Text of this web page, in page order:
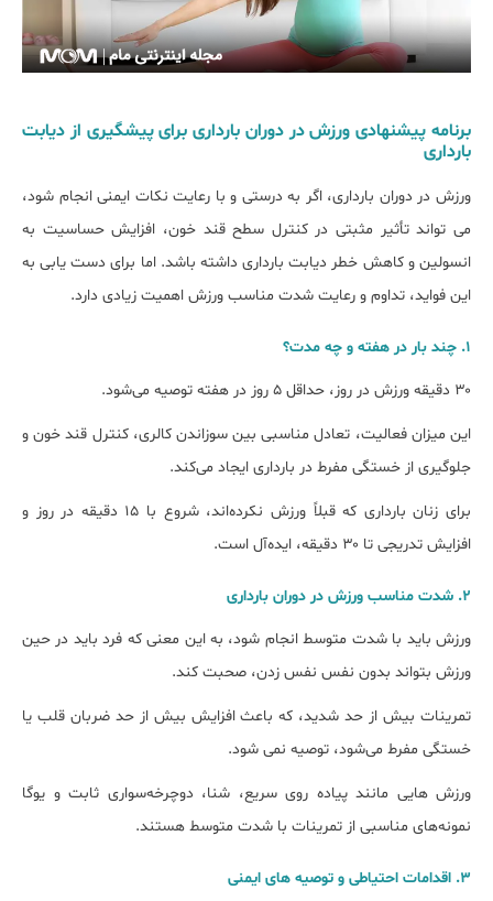
برنامه پیشنهادی ورزش در دوران بارداری برای پیشگیری از دیابت
بارداری
ورزش در دوران بارداری، اگر به‌ درستی و با رعایت نکات ایمنی انجام شود،
می ‌تواند تأثیر مثبتی در کنترل سطح قند خون، افزایش حساسیت به
انسولین و کاهش خطر دیابت بارداری داشته باشد. اما برای دست یابی به
این فواید، تداوم و رعایت شدت مناسب ورزش اهمیت زیادی دارد.
۱. چند بار در هفته و چه مدت؟
۳۰ دقیقه ورزش در روز، حداقل ۵ روز در هفته توصیه می‌شود.
این میزان فعالیت، تعادل مناسبی بین سوزاندن کالری، کنترل قند خون و
جلوگیری از خستگی مفرط در بارداری ایجاد می‌کند.
برای زنان بارداری که قبلاً ورزش نکرده‌اند، شروع با ۱۵ دقیقه در روز و
افزایش تدریجی تا ۳۰ دقیقه، ایده‌آل است.
۲. شدت مناسب ورزش در دوران بارداری
ورزش باید با شدت متوسط انجام شود، به این معنی که فرد باید در حین
ورزش بتواند بدون نفس ‌نفس زدن، صحبت کند.
تمرینات بیش از حد شدید، که باعث افزایش بیش ‌از حد ضربان قلب یا
خستگی مفرط می‌شود، توصیه نمی ‌شود.
ورزش ‌هایی مانند پیاده‌ روی سریع، شنا، دوچرخه‌سواری ثابت و یوگا
نمونه‌های مناسبی از تمرینات با شدت متوسط هستند.
۳. اقدامات احتیاطی و توصیه‌ های ایمنی